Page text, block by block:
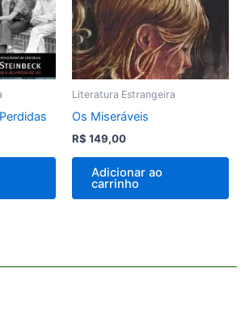
Literatura Estrangeira
Os Miseráveis
R$ 149,00
Adicionar ao
carrinho